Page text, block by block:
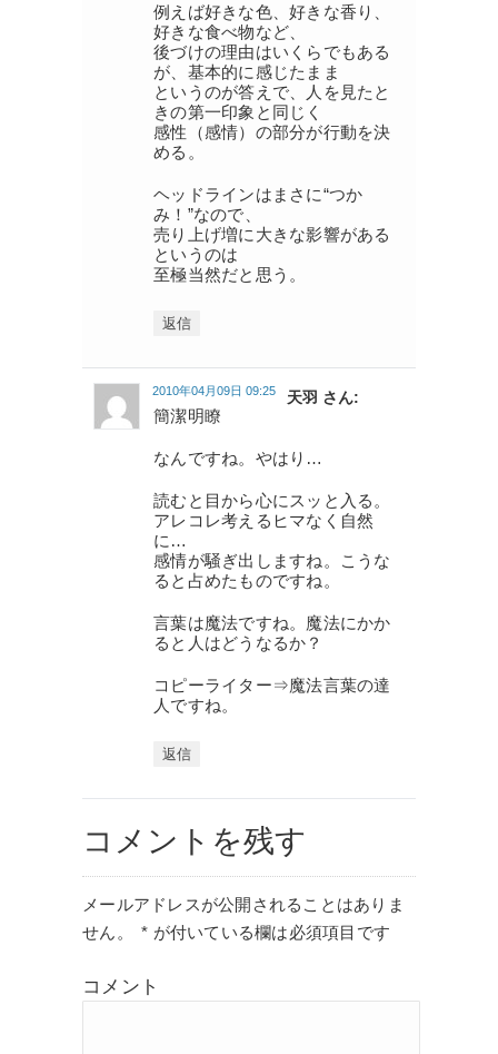
例えば好きな色、好きな香り、
好きな食べ物など、
後づけの理由はいくらでもある
が、基本的に感じたまま
というのが答えで、人を見たと
きの第一印象と同じく
感性（感情）の部分が行動を決
める。
ヘッドラインはまさに“つか
み！”なので、
売り上げ増に大きな影響がある
というのは
至極当然だと思う。
返信
天羽 さん:
2010年04月09日 09:25
簡潔明瞭
なんですね。やはり…
読むと目から心にスッと入る。
アレコレ考えるヒマなく自然
に…
感情が騒ぎ出しますね。こうな
ると占めたものですね。
言葉は魔法ですね。魔法にかか
ると人はどうなるか？
コピーライター⇒魔法言葉の達
人ですね。
返信
コメントを残す
メールアドレスが公開されることはありま
せん。
* が付いている欄は必須項目です
コメント